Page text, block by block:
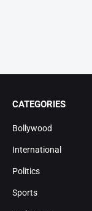
CATEGORIES
Bollywood
International
Politics
Sports